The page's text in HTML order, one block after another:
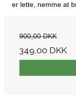
er lette, nemme at
900,00 DKK
349,00 DKK